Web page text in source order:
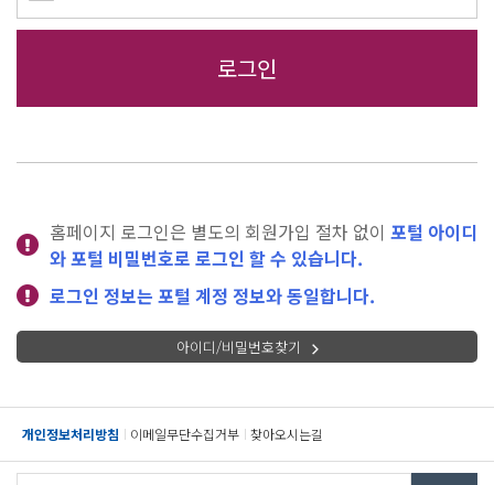
홈페이지 로그인은 별도의 회원가입 절차 없이 포털 아이디
와 포털 비밀번호로 로그인 할 수 있습니다.
로그인 정보는 포털 계정 정보와 동일합니다.
아이디/비밀번호찾기
개인정보처리방침 이메일무단수집거부 찾아오시는길